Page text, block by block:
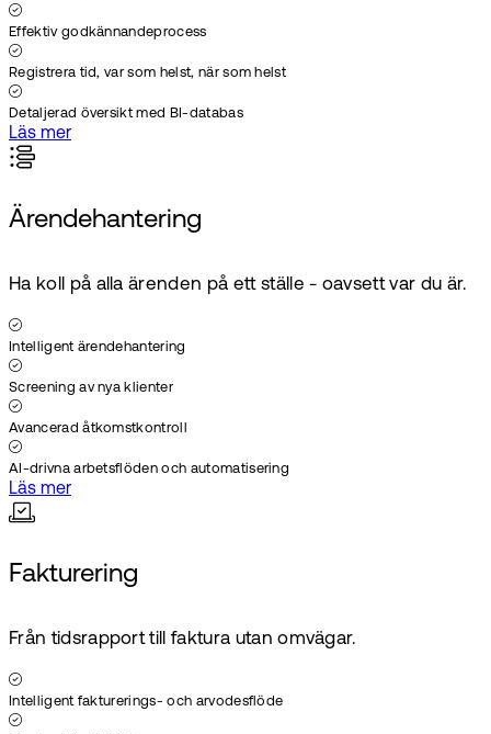
Effektiv godkännandeprocess
Registrera tid, var som helst, när som helst
Detaljerad översikt med BI-databas
Läs mer
Ärendehantering
Ha koll på alla ärenden på ett ställe - oavsett var du är.
Intelligent ärendehantering
Screening av nya klienter
Avancerad åtkomstkontroll
AI-drivna arbetsflöden och automatisering
Läs mer
Fakturering
Från tidsrapport till faktura utan omvägar.
Intelligent fakturerings- och arvodesflöde